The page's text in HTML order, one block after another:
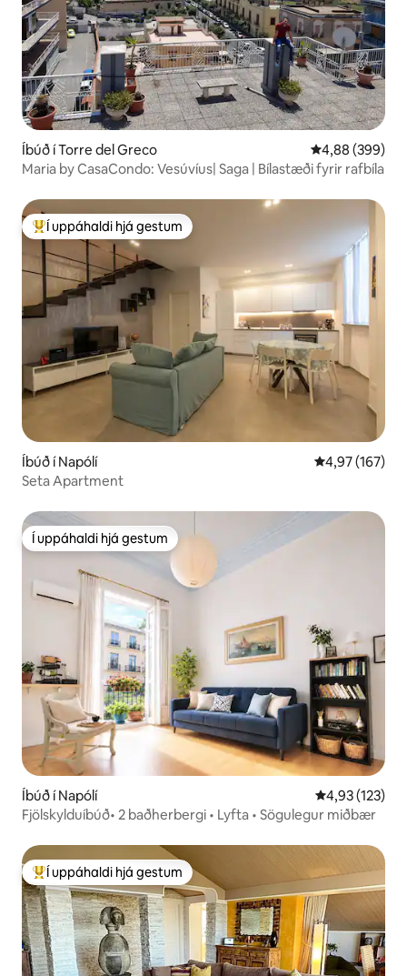
Íbúð í Torre del Greco 4,88 af 5 í
4,88 (399)
Maria by CasaCondo: Vesúvíus| Saga | Bílastæði fyrir rafbíla
Í mestu uppáhaldi hjá gestum
Í uppáhaldi hjá gestum
Íbúð í Napólí 4,97 af 5 í
4,97 (167)
Seta Apartment
Í uppáhaldi hjá gestum
Í uppáhaldi hjá gestum
Íbúð í Napólí 4,93 af 5 í
4,93 (123)
Fjölskylduíbúð• 2 baðherbergi • Lyfta • Sögulegur miðbær
Í mestu uppáhaldi hjá gestum
Í uppáhaldi hjá gestum